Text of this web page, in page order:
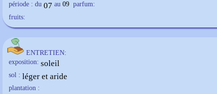
période : du 07 au 09 parfum:
fruits:
ENTRETIEN:
exposition: soleil
sol : léger et aride
plantation :